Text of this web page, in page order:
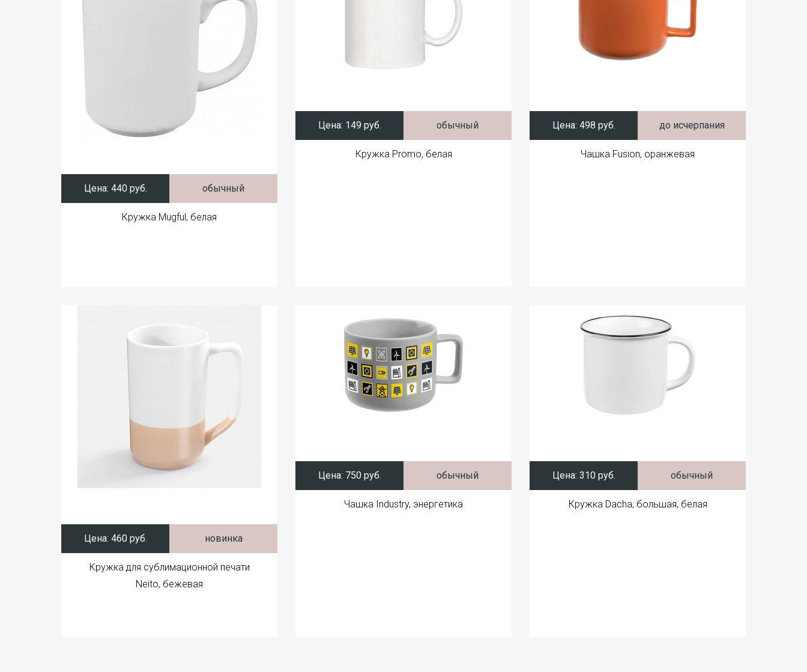
Цена: 440 руб. обычный
Кружка Mugful, белая
Цена: 149 руб. обычный
Кружка Promo, белая
Цена: 498 руб. до исчерпания
Чашка Fusion, оранжевая
Цена: 460 руб. новинка
Кружка для сублимационной печати
Neito, бежевая
Цена: 750 руб. обычный
Чашка Industry, энергетика
Цена: 310 руб. обычный
Кружка Dacha, большая, белая